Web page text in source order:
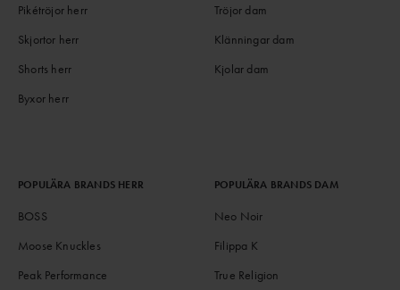
Pikétröjor herr
Skjortor herr
Shorts herr
Byxor herr
Tröjor dam
Klänningar dam
Kjolar dam
POPULÄRA BRANDS HERR
BOSS
Moose Knuckles
Peak Performance
POPULÄRA BRANDS DAM
Neo Noir
Filippa K
True Religion